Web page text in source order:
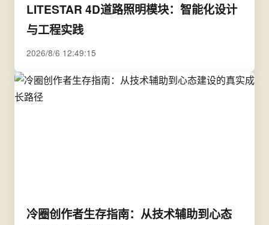
LITESTAR 4D道路照明模块：智能化设计
与工程实践
2026/8/6 12:49:15
冷圈创作者生存指南：从技术辅助到心态